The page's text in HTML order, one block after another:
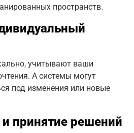
пространств.
учитывают ваши
А системы могут
под изменения или новые
и принятие решений